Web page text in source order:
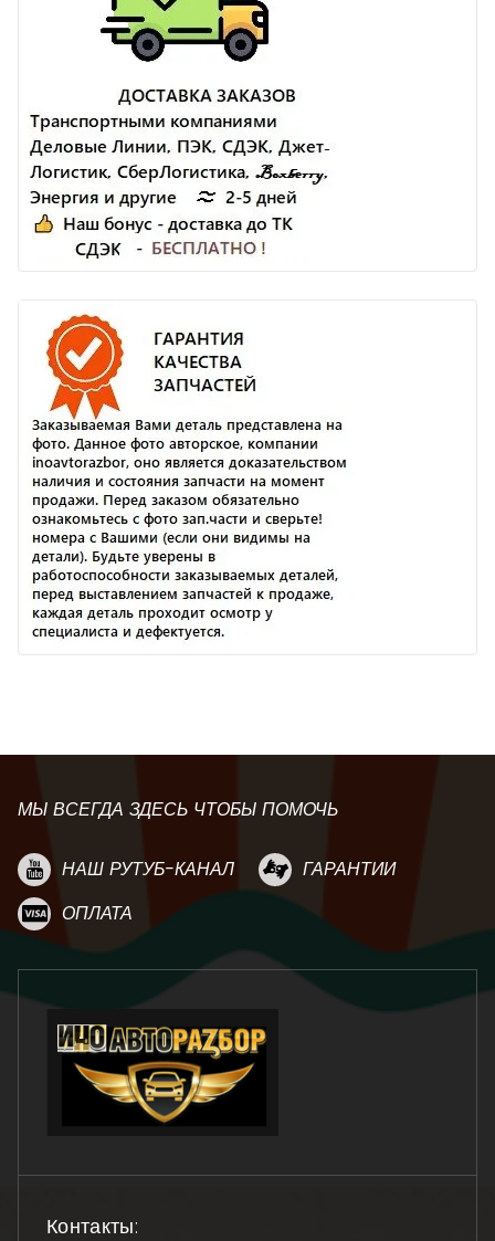
МЫ ВСЕГДА ЗДЕСЬ ЧТОБЫ ПОМОЧЬ
НАШ РУТУБ-КАНАЛ
ГАРАНТИИ
ОПЛАТА
Контакты: